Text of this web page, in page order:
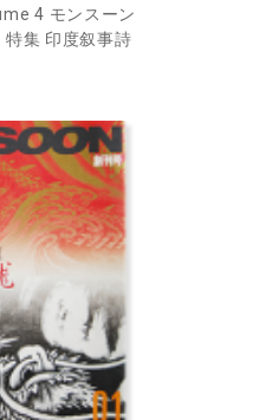
4 モンスーン
集 印度叙事詩